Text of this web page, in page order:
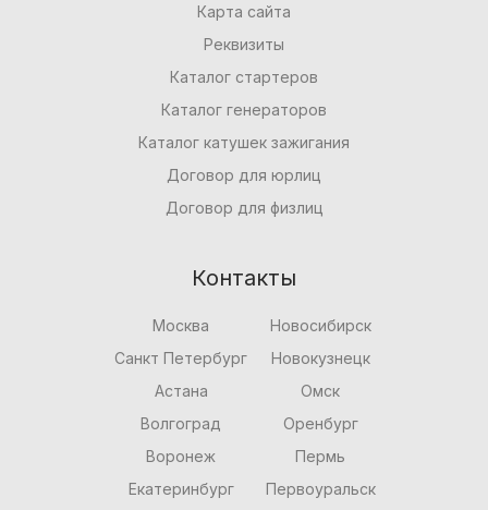
Карта сайта
Реквизиты
Каталог стартеров
Каталог генераторов
Каталог катушек зажигания
Договор для юрлиц
Договор для физлиц
Контакты
Москва
Санкт Петербург
Астана
Волгоград
Воронеж
Екатеринбург
Новосибирск
Новокузнецк
Омск
Оренбург
Пермь
Первоуральск